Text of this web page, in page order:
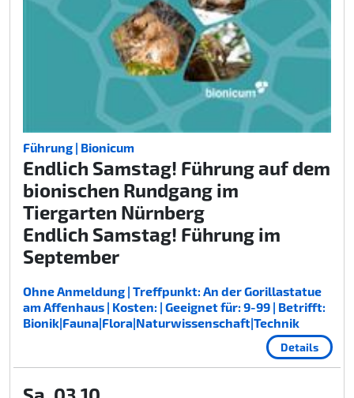
Führung | Bionicum
Endlich Samstag! Führung auf dem
bionischen Rundgang im
Tiergarten Nürnberg
Endlich Samstag! Führung im
September
Ohne Anmeldung | Treffpunkt: An der Gorillastatue
am Affenhaus | Kosten: | Geeignet für: 9-99 | Betrifft:
Bionik|Fauna|Flora|Naturwissenschaft|Technik
Details